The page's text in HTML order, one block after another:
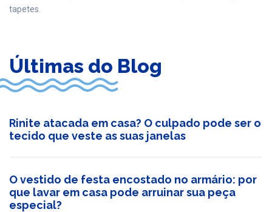
tapetes.
Últimas do Blog
Rinite atacada em casa? O culpado pode ser o
tecido que veste as suas janelas
O vestido de festa encostado no armário: por
que lavar em casa pode arruinar sua peça
especial?